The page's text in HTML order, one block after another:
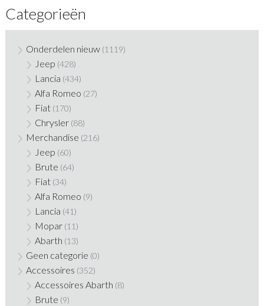
Categorieën
Onderdelen nieuw (1119)
Jeep (428)
Lancia (434)
Alfa Romeo (27)
Fiat (170)
Chrysler (88)
Merchandise (216)
Jeep (60)
Brute (64)
Fiat (34)
Alfa Romeo (9)
Lancia (41)
Mopar (11)
Abarth (13)
Geen categorie (0)
Accessoires (352)
Accessoires Abarth (8)
Brute (9)